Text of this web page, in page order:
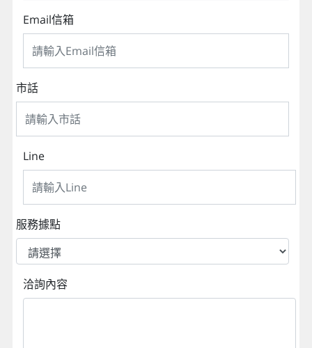
Email信箱
市話
Line
服務據點
洽詢內容